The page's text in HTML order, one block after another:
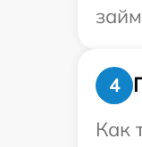
4
Как